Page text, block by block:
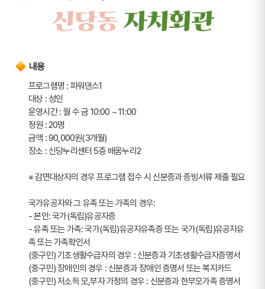
내용
프로그램명 : 파워댄스1
대상 : 성인
운영시간 : 월 수 금 10:00 ~ 11:00
정원 : 20명
금액 : 90,000원(3개월)
장소 : 신당누리센터 5층 배움누리2
※ 감면대상자의 경우 프로그램 접수 시 신분증과 증빙서류 제출 필요
국가유공자와 그 유족 또는 가족의 경우:
- 본인: 국가(독립)유공자증
- 유족 또는 가족: 국가(독립)유공자유족증 또는 국가(독립)유공자유
족 또는 가족확인서
(중구민) 기초생활수급자의 경우 : 신분증과 기초생활수급자증명서
(중구민) 장애인의 경우 : 신분증과 장애인 증명서 또는 복지카드
(중구민) 저소득 모,부자 가정의 경우 : 신분증과 한부모가족 증명서